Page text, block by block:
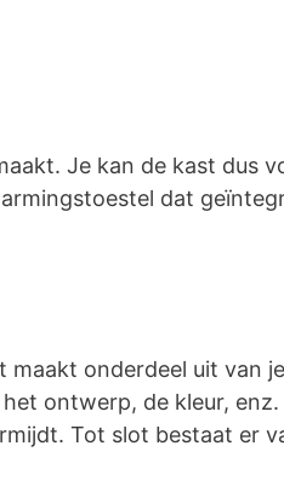
Je kan de kast dus
dat
maakt onderdeel uit van je
ontwerp, de kleur,
Tot slot bestaat er